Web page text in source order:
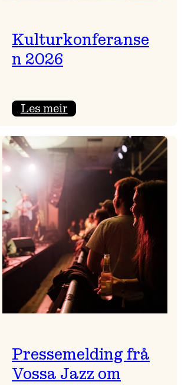
Kulturkonferanse
n 2026
Les meir:
2026
Pressemelding frå
Vossa Jazz om